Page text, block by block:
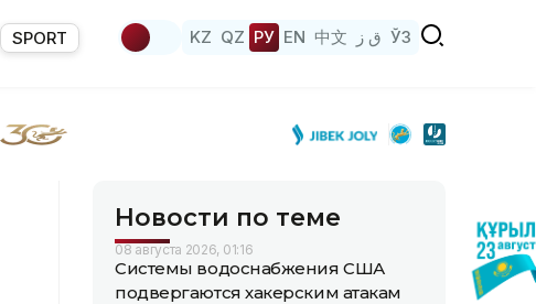
SPORT KZ QZ РУ EN 中文 ق ز ЎЗ
Новости по теме
08 августа 2026, 01:16
Системы водоснабжения США
подвергаются хакерским атакам